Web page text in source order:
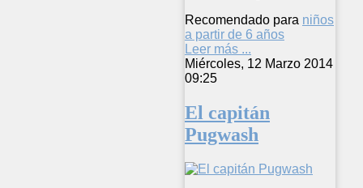
Recomendado para niños
a partir de 6 años
Leer más ...
Miércoles, 12 Marzo 2014
09:25
El capitán
Pugwash